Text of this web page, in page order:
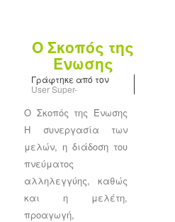
Ο Σκοπός της
Ένωσης
Γράφτηκε από τον
User Super-
Ο Σκοπός της Ένωσης
Η συνεργασία των
μελών, η διάδοση του
πνεύματος
αλληλεγγύης, καθώς
και η μελέτη,
προαγωγή,